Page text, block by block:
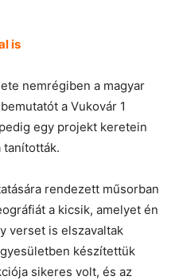
is
nemrégiben a magyar
a Vukovár 1
egy projekt keretein
tanították.
rendezett műsorban
a kicsik, amelyet én
verset is elszavaltak
készítettük
sikeres volt, és az